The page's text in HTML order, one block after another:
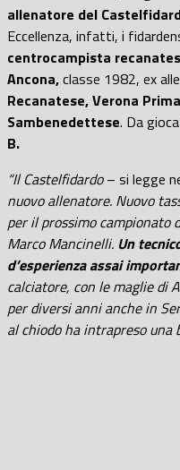
allenatore del
Eccellenza, infatti, i
centrocampista
Ancona,classe 1982, ex
Recanatese, Verona
Sambenedettese. Da
B.
“Il Castelfidardo– si legge
nuovo allenatore. Nuovo
per il prossimo campionato
Marco Mancinelli. Un
d’esperienza assai
calciatore, con le maglie di
per diversi anni anche in
al chiodo ha intrapreso